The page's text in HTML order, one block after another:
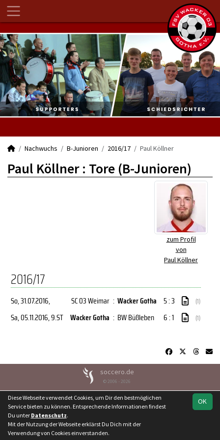
Nachwuchs B-Junioren 2016/17 Paul Köllner
Paul Köllner : Tore (B-Junioren)
zum Profil
von
Paul Köllner
2016/17
So, 31.07.2016, SC 03 Weimar : Wacker Gotha 5 : 3 (1)
Sa, 05.11.2016, 9.ST Wacker Gotha : BW Büßleben 6 : 1 (1)
soccero.de
© 2006 - 2026
Besucherstatistik Kontakt Geburtstage
Impressum
Datenschutz
OK
Diese Webseite verwendet Cookies, um Dir den bestmöglichen
Service bieten zu können. Entsprechende Informationen findest
Du unter Datenschutz.
Mit der Nutzung der Webseite erklärst Du Dich mit der
Verwendung von Cookies einverstanden.